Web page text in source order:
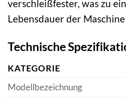
verschleißfester, was zu
Lebensdauer der
Technische
KATEGORIE
Modellbezeichnung